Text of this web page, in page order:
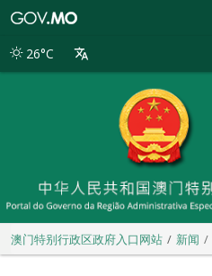
别
26°C
澳门特别行政区政府入口网站 新闻